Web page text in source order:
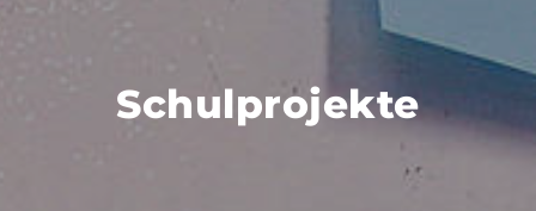
Schulprojekte